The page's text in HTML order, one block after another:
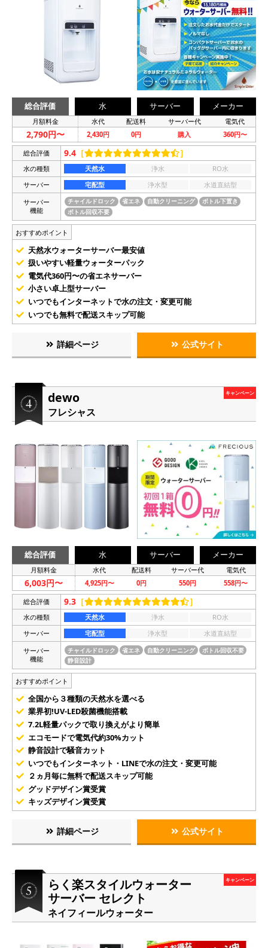
総合評価 水 サーバー メーカー
月額料金 水代 配送料 サーバー代 電気代
2,790円〜 2,430円 0円 購入 360円〜
総合評価 9.4 ［ ］
水の種類 天然水 浄水
RO水
サーバー
宅配型 浄水型
水道直結型
サーバー
機能
チャイルドロック 省エネ 自動クリーニング
ボトル下置き
ボトル回収不要
おすすめポイント
天然水ウォーターサーバー最安値
扱いやすい軽量ウォーターパック
電気代360円〜の省エネサーバー
小さい卓上型サーバー
いつでもインターネットで水の注文・変更可能
いつでも無料で配送スキップ可能
詳細ページ 公式サイト
dewo
フレシャス
キャンペーン
総合評価 水 サーバー メーカー
月額料金 水代 配送料 サーバー代 電気代
6,003円〜 4,925円〜 0円 550円 558円〜
総合評価 9.3 ［ ］
水の種類 天然水 浄水
RO水
サーバー
宅配型 浄水型
水道直結型
サーバー
機能
チャイルドロック 省エネ 自動クリーニング
ボトル回収不要
静音設計
おすすめポイント
全国から３種類の天然水を選べる
業界初!UV-LED殺菌機能搭載
7.2L軽量パックで取り換えがより簡単
エコモードで電気代約30%カット
静音設計で騒音カット
いつでもインターネット・LINEで水の注文・変更可能
２ヵ月毎に無料で配送スキップ可能
グッドデザイン賞受賞
キッズデザイン賞受賞
詳細ページ 公式サイト
らく楽スタイルウォーター
サーバー セレクト
ネイフィールウォーター
キャンペーン